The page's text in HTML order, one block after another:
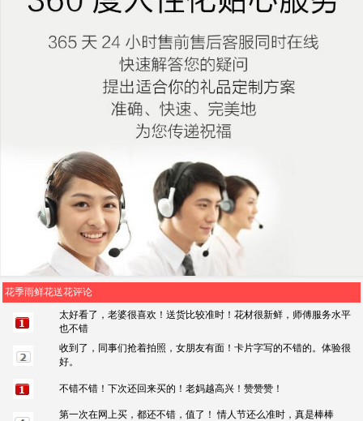
花季雨鲜花送花评论
太好看了，老婆很喜欢！送货比较准时！花材很新鲜，师傅服务水平
也不错
收到了，同事们抢着拍照，女朋友有面！卡片字写的不错的。体验很
好。
不错不错！下次还回来买的！老妈越高兴！赞赞赞！
第一次在网上买，都还不错，值了！ 情人节还么准时，真是棒棒